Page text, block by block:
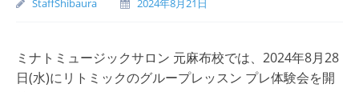
ミナトミュージックサロン 元麻布校では、2024年8月28
日(水)にリトミックのグループレッスン プレ体験会を開